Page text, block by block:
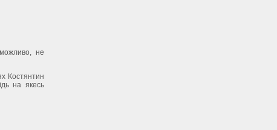
не
Костянтин
на якесь